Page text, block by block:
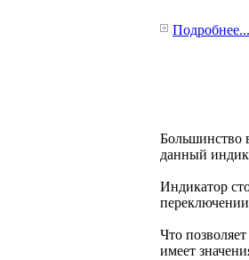
Подробнее...
Большинство
данный
Индикатор
Что
имеет